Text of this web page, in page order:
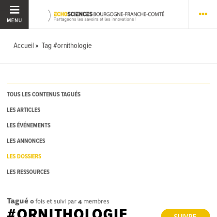
MENU
Accueil Tag #ornithologie
TOUS LES CONTENUS TAGUÉS
LES ARTICLES
LES ÉVÉNEMENTS
LES ANNONCES
LES DOSSIERS
LES RESSOURCES
Tagué 0fois et suivi par4 membres